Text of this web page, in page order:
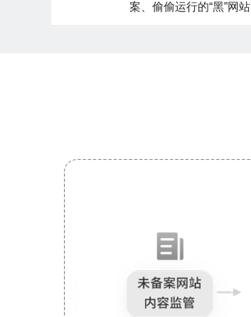
案、偷偷运行的“黑”网站